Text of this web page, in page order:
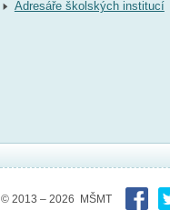
Adresáře školských institucí
© 2013 – 2026 MŠMT